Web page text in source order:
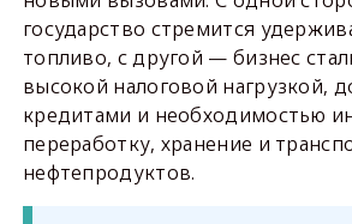
государство стремится
топливо, с другой — бизнес
высокой налоговой нагрузкой,
кредитами и необходимостью
переработку, хранение и
нефтепродуктов.